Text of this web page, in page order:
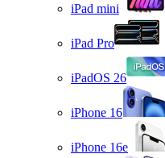
iPad mini
iPad Pro
iPadOS 26
iPhone 16
iPhone 16e